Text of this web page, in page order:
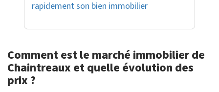
rapidement son bien immobilier
Comment est le marché immobilier de
Chaintreaux et quelle évolution des
prix ?